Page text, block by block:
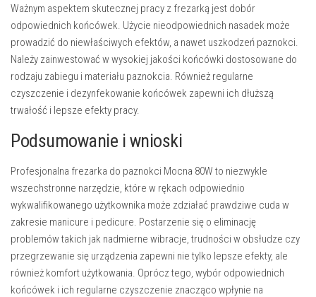
Ważnym aspektem skutecznej pracy z frezarką jest dobór
odpowiednich końcówek. Użycie nieodpowiednich nasadek może
prowadzić do niewłaściwych efektów, a nawet uszkodzeń paznokci.
Należy zainwestować w wysokiej jakości końcówki dostosowane do
rodzaju zabiegu i materiału paznokcia. Również regularne
czyszczenie i dezynfekowanie końcówek zapewni ich dłuższą
trwałość i lepsze efekty pracy.
Podsumowanie i wnioski
Profesjonalna frezarka do paznokci Mocna 80W to niezwykle
wszechstronne narzędzie, które w rękach odpowiednio
wykwalifikowanego użytkownika może zdziałać prawdziwe cuda w
zakresie manicure i pedicure. Postarzenie się o eliminację
problemów takich jak nadmierne wibracje, trudności w obsłudze czy
przegrzewanie się urządzenia zapewni nie tylko lepsze efekty, ale
również komfort użytkowania. Oprócz tego, wybór odpowiednich
końcówek i ich regularne czyszczenie znacząco wpłynie na